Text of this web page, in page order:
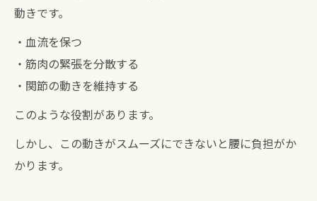
動きです。
・血流を保つ
・筋肉の緊張を分散する
・関節の動きを維持する
このような役割があります。
しかし、この動きがスムーズにできないと腰に負担がか
かります。